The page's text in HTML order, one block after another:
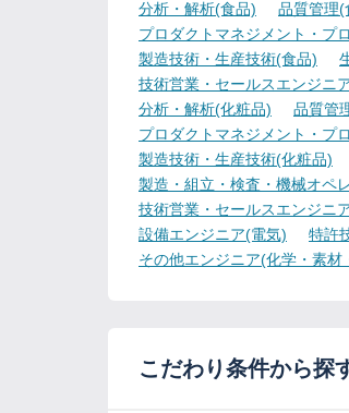
分析・解析(食品)
品質管理(
プロダクトマネジメント・プ
製造技術・生産技術(食品)
技術営業・セールスエンジニ
分析・解析(化粧品)
品質管
プロダクトマネジメント・プ
製造技術・生産技術(化粧品)
製造・組立・検査・機械オペ
技術営業・セールスエンジニ
設備エンジニア(電気)
特許
その他エンジニア(化学・素
こだわり条件から探